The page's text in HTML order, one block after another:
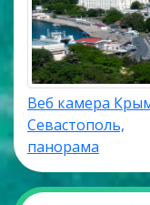
Веб камера
Севастополь,
панорама